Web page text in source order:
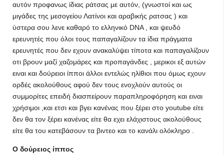
αυτόν προφανως ίδιας ράτσας με αυτόν, (γνωστοί και ως
μιγάδες της μεσογείου Λατίνοι και αραβικής ρατσας ) και
ύστερα σου λενε καθαρό το ελληνικό DNA , και ψευδό
ερευνητές που όλοι τους παπαγαλίζουν τα ίδια πράγματα
ερευνητές που δεν εχουν ανακαλύψει τίποτα και παπαγαλίζουν
οτι βρουν μαζί χαζομάρες και προπαγάνδες , μερικοι εξ αυτών
ειναι και δούρειοι ίπποι άλλοι εντελώς ηλίθιοι που όμως εχουν
ορδές ακολούθους αφού δεν τους ενοχλούν αυτούς οι
συμμορίτες επειδή διασπείρουν παραπληροφόρηση και ειναι
χρήσιμοι ,και ετσι και βγει κανένας που ξέρει στο youtube είτε
δεν θα τον ξέρει κανένας είτε θα εχει ελάχιστους ακολούθους
είτε θα του κατεβάσουν τα βιντεο και το κανάλι ολόκληρο .
Ο δούρειος ίππος